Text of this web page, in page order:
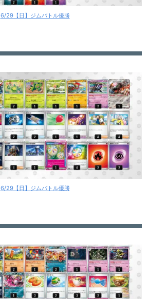
6/29【日】ジムバトル優勝
6/29【日】ジムバトル優勝